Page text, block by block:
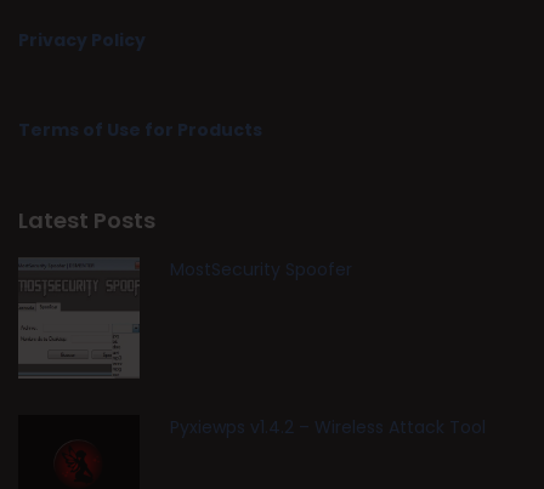
Privacy Policy
Terms of Use for Products
Latest Posts
MostSecurity Spoofer
Pyxiewps v1.4.2 – Wireless Attack Tool